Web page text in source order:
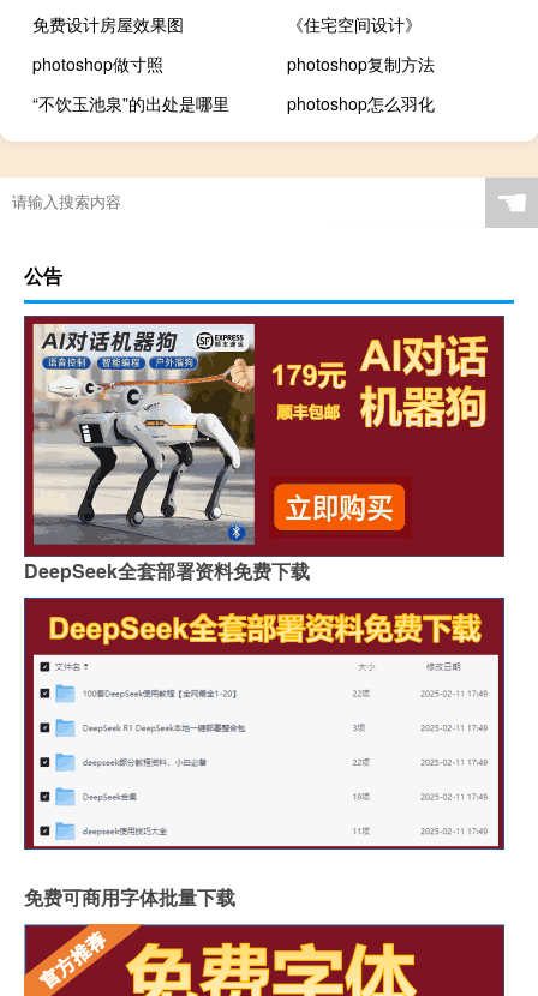
免费设计房屋效果图
《住宅空间设计》
photoshop做寸照
photoshop复制方法
“不饮玉池泉”的出处是哪里
photoshop怎么羽化
☚
公告
DeepSeek全套部署资料免费下载
免费可商用字体批量下载